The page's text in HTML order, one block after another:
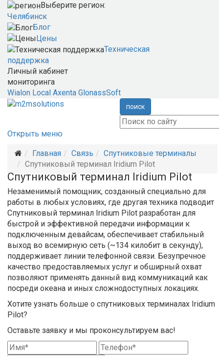
Выберите регион:
Челябинск
Блог
Цены
Техническая
поддержка
Личный кабинет
мониторинга
Wialon Local Axenta GlonassSoft
поиск
Открыть меню
Главная Связь
Спутниковые терминалы
Спутниковый терминал Iridium Pilot
Спутниковый терминал Iridium Pilot
Незаменимый помощник, созданный специально для
работы в любых условиях, где другая техника подводит
Спутниковый терминал Iridium Pilot разработан для
быстрой и эффективной передачи информации к
подключенным девайсам, обеспечивает стабильный
выход во всемирную сеть (~134 килобит в секунду),
поддерживает линии телефонной связи. Безупречное
качество предоставляемых услуг и обширный охват
позволяют применять данный вид коммуникаций как
посреди океана и иных сложнодоступных локациях.
Хотите узнать больше о спутниковых терминалах Iridium
Pilot?
Оставьте заявку и мы проконсультируем вас!